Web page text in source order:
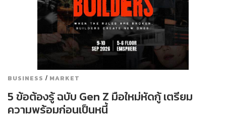
BUSINESS / MARKET
5 ข้อต้องรู้ ฉบับ Gen Z มือใหม่หัดกู้ เตรียม
ความพร้อมก่อนเป็นหนี้